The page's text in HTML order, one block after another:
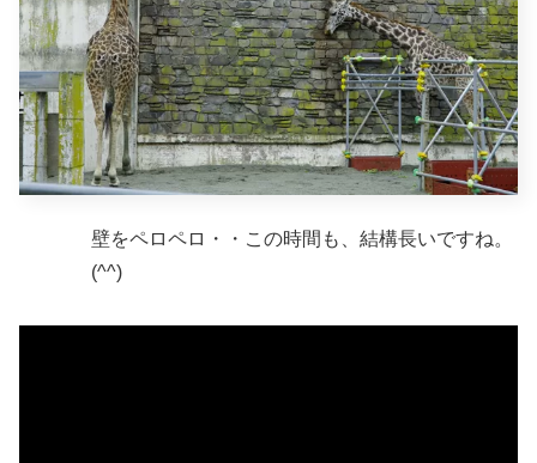
壁をペロペロ・・この時間も、結構長いですね。
(^^)